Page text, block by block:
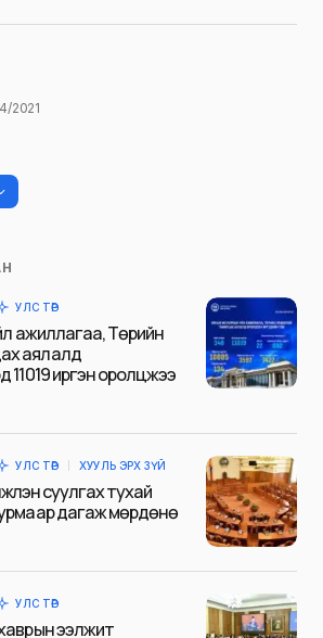
2021
нийтлэхгүй.
УЛС ТӨР
ажиллагаа, Төрийн
аялалд
11019 иргэн оролцжээ
УЛС ТӨР ХУУЛЬ ЭРХ ЗҮЙ
суулгах тухай
дагаж мөрдөнө
УЛС ТӨР
ээлжит